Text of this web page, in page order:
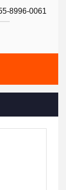
8996-0061